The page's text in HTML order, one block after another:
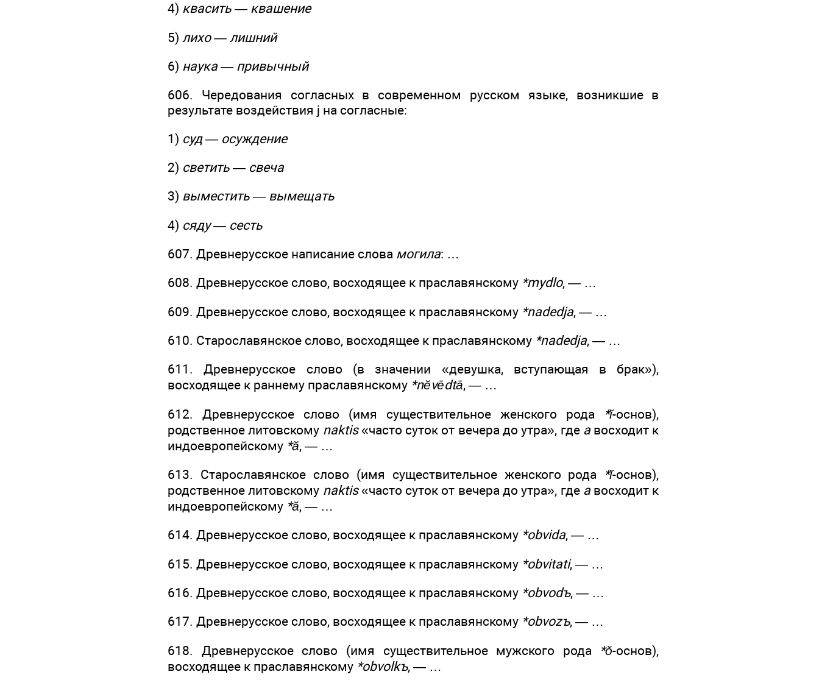
4) квасить — квашение
5) лихо — лишний
6) наука — привычный
606. Чередования согласных в современном русском языке, возникшие в
результате воздействия j на согласные:
1) суд — осуждение
2) светить — свеча
3) выместить — вымещать
4) сяду — сесть
607. Древнерусское написание слова могила: …
608. Древнерусское слово, восходящее к праславянскому *mydlo, — …
609. Древнерусское слово, восходящее к праславянскому *nadedja, — …
610. Старославянское слово, восходящее к праславянскому *nadedja, — …
611. Древнерусское слово (в значении «девушка, вступающая в брак»),
восходящее к раннему праславянскому *nĕvēdtā, — …
612. Древнерусское слово (имя существительное женского рода
*ĭ-основ),
родственное литовскому naktis«часто суток от вечера до утра», где авосходит к
индоевропейскому *ă, — …
613. Старославянское слово (имя существительное женского рода
*ĭ-основ),
родственное литовскому naktis«часто суток от вечера до утра», где авосходит к
индоевропейскому *ă, — …
614. Древнерусское слово, восходящее к праславянскому *obvida, — …
615. Древнерусское слово, восходящее к праславянскому *obvitati, — …
616. Древнерусское слово, восходящее к праславянскому *obvodъ, — …
617. Древнерусское слово, восходящее к праславянскому *obvozъ, — …
618. Древнерусское слово (имя существительное мужского рода
*ŏ-основ),
восходящее к праславянскому *obvolkъ, — …